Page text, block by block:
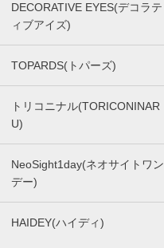
DECORATIVE EYES(デコラテ
ィブアイズ)
TOPARDS(トパーズ)
トリコニナル(TORICONINAR
U)
NeoSight1day(ネオサイトワン
デー)
HAIDEY(ハイディ)